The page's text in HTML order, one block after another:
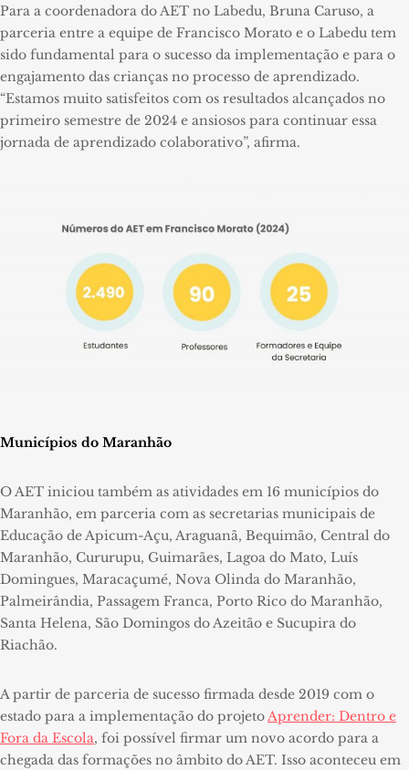
Para a coordenadora do AET no Labedu, Bruna Caruso, a
parceria entre a equipe de Francisco Morato e o Labedu tem
sido fundamental para o sucesso da implementação e para o
engajamento das crianças no processo de aprendizado.
“Estamos muito satisfeitos com os resultados alcançados no
primeiro semestre de 2024 e ansiosos para continuar essa
jornada de aprendizado colaborativo”, afirma.
Municípios do Maranhão
O AET iniciou também as atividades em 16 municípios do
Maranhão, em parceria com as secretarias municipais de
Educação de Apicum-Açu, Araguanã, Bequimão, Central do
Maranhão, Cururupu, Guimarães, Lagoa do Mato, Luís
Domingues, Maracaçumé, Nova Olinda do Maranhão,
Palmeirândia, Passagem Franca, Porto Rico do Maranhão,
Santa Helena, São Domingos do Azeitão e Sucupira do
Riachão.
A partir de parceria de sucesso firmada desde 2019 com o
estado para a implementação do projetoAprender: Dentro e
Fora da Escola, foi possível firmar um novo acordo para a
chegada das formações no âmbito do AET. Isso aconteceu em